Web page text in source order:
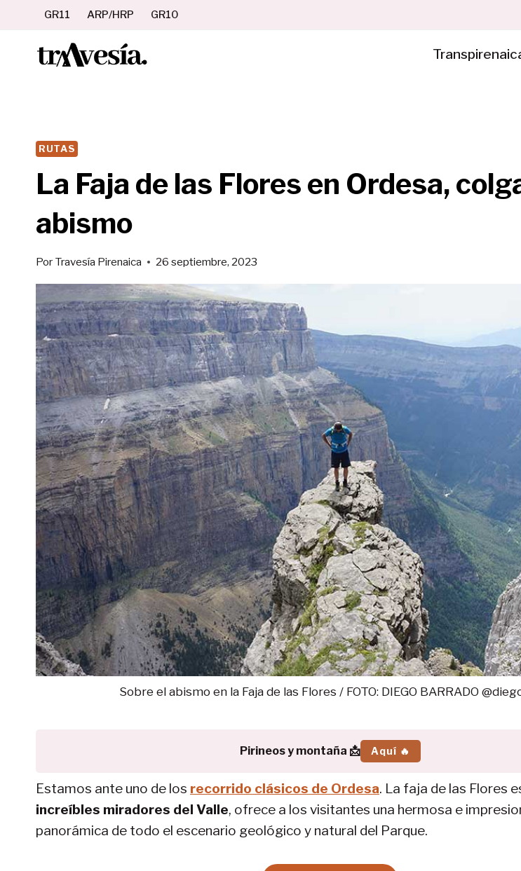
contenido
GR11 ARP/HRP GR10
RUTAS
La Faja de las Flores en Ordesa,
abismo
Por Travesía Pirenaica 26 septiembre, 2023
Sobre el abismo en la Faja de las Flores / FOTO: DIEGO BARRADO
Pirineos y montaña 📩 Aquí 🔥
Estamos ante uno de los recorrido clásicos de Ordesa. La faja de las Flores
increíbles miradores del Valle, ofrece a los visitantes una hermosa e
panorámica de todo el escenario geológico y natural del Parque.